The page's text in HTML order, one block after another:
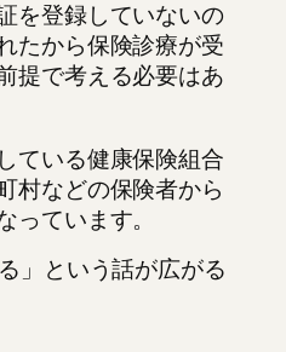
を登録していないの
たから保険診療が受
提で考える必要はあ
ている健康保険組合
村などの保険者から
っています。
」という話が広がる